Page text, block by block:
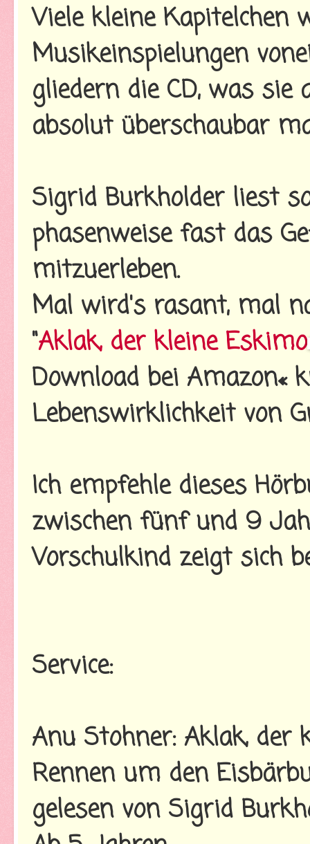
Viele kleine Kapitelchen
Musikeinspielungen
gliedern die CD, was
absolut überschaubar
Sigrid Burkholder liest
phasenweise fast das
mitzuerleben.
Mal wird's rasant, mal
"Aklak, der kleine Eskimo
Download bei
Lebenswirklichkeit von
Ich empfehle dieses
zwischen fünf und 9
Vorschulkind zeigt sich
Service:
Anu Stohner: Aklak, der
Rennen um den
gelesen von Sigrid